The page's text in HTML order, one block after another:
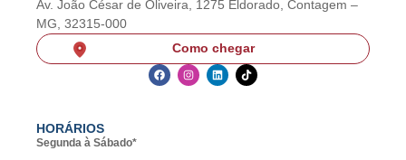
Av. João César de Oliveira, 1275 Eldorado, Contagem –
MG, 32315-000
Como chegar
HORÁRIOS
Segunda à Sábado*